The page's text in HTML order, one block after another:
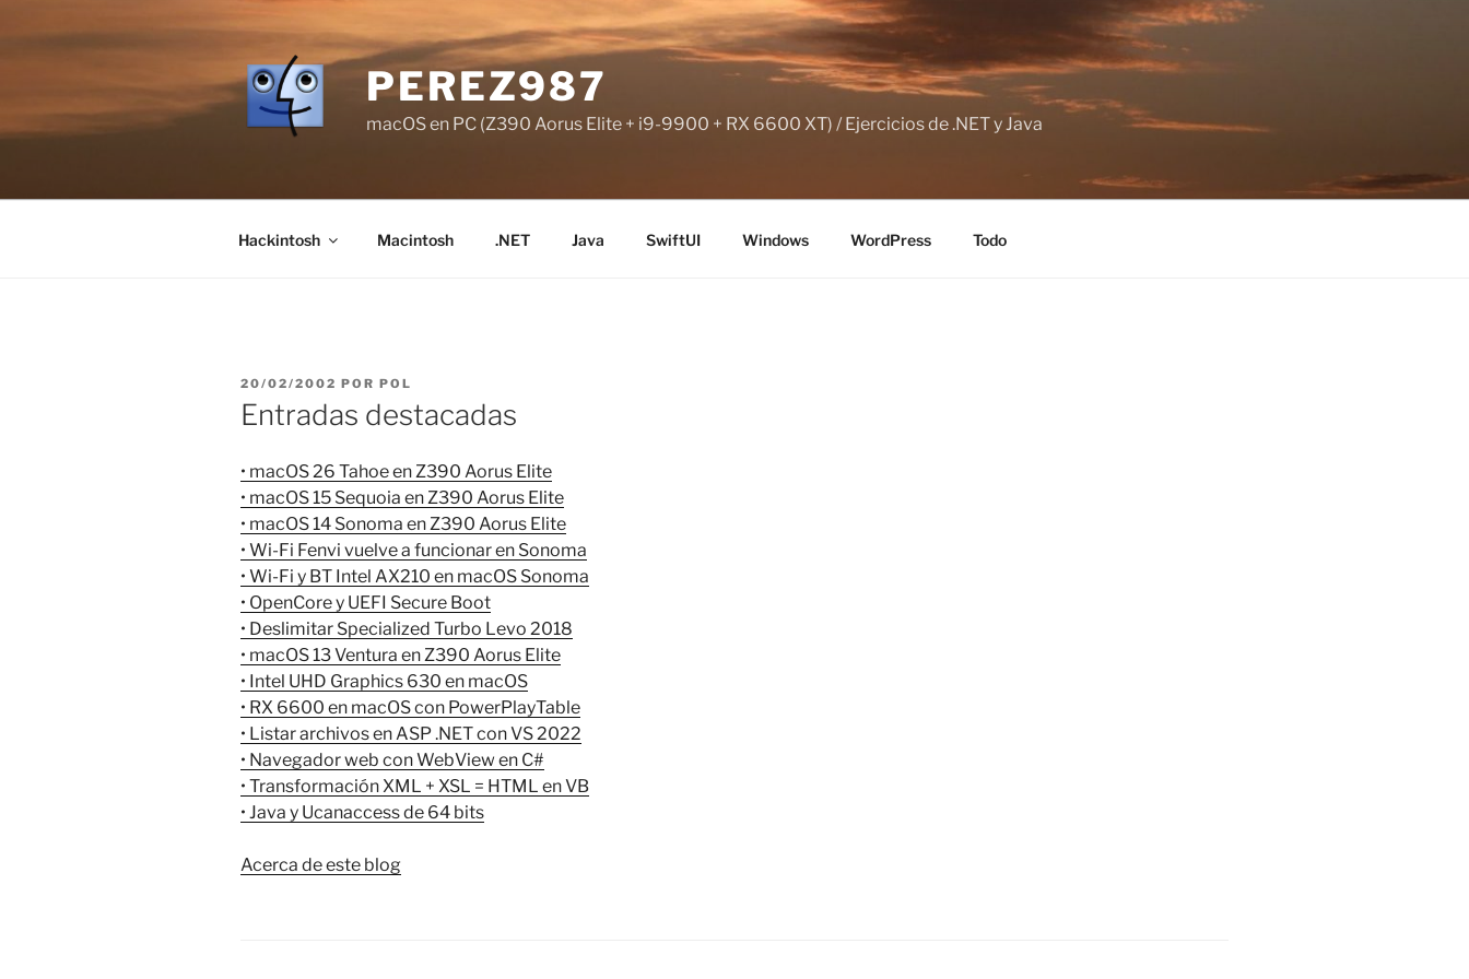
PEREZ987
macOS en PC (Z390 Aorus Elite + i9-9900 + RX 6600 XT) / Ejercicios de .NET y Java
Hackintosh Macintosh .NET Java SwiftUI Windows WordPress Todo
PUBLICADO
EL
20/02/2002 POR POL
Entradas destacadas
• macOS 26 Tahoe en Z390 Aorus Elite
• macOS 15 Sequoia en Z390 Aorus Elite
• macOS 14 Sonoma en Z390 Aorus Elite
• Wi-Fi Fenvi vuelve a funcionar en Sonoma
• Wi-Fi y BT Intel AX210 en macOS Sonoma
• OpenCore y UEFI Secure Boot
• Deslimitar Specialized Turbo Levo 2018
• macOS 13 Ventura en Z390 Aorus Elite
• Intel UHD Graphics 630 en macOS
• RX 6600 en macOS con PowerPlayTable
• Listar archivos en ASP .NET con VS 2022
• Navegador web con WebView en C#
• Transformación XML + XSL = HTML en VB
• Java y Ucanaccess de 64 bits
Acerca de este blog